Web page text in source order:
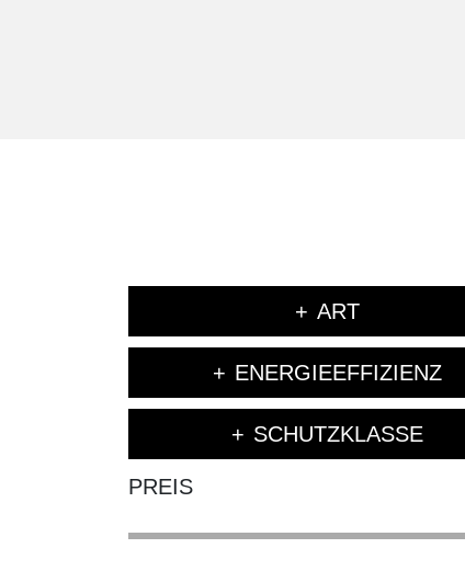
ART
ENERGIEEFFIZIENZ
SCHUTZKLASSE
PREIS